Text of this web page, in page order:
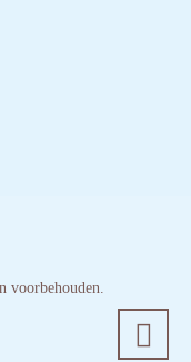
voorbehouden.